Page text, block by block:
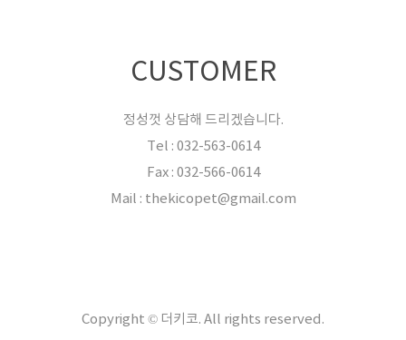
CUSTOMER
정성껏 상담해 드리겠습니다.
Tel : 032-563-0614
Fax : 032-566-0614
Mail : thekicopet@gmail.com
Copyright © 더키코. All rights reserved.